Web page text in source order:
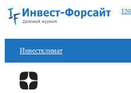
Инвестклимат
Финансы